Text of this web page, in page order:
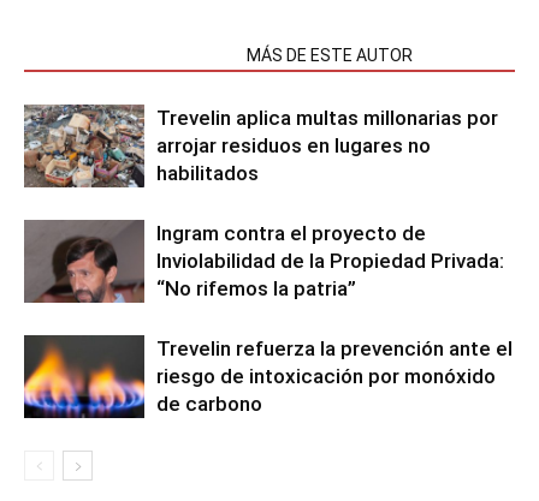
MÁS DE ESTE AUTOR
Trevelin aplica multas millonarias por
arrojar residuos en lugares no
habilitados
Ingram contra el proyecto de
Inviolabilidad de la Propiedad Privada:
“No rifemos la patria”
Trevelin refuerza la prevención ante el
riesgo de intoxicación por monóxido
de carbono